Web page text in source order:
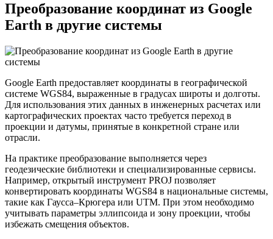
Преобразование координат из Google
Earth в другие системы
Google Earth предоставляет координаты в географической
системе WGS84, выраженные в градусах широты и долготы.
Для использования этих данных в инженерных расчетах или
картографических проектах часто требуется переход в
проекции и датумы, принятые в конкретной стране или
отрасли.
На практике преобразование выполняется через
геодезические библиотеки и специализированные сервисы.
Например, открытый инструмент PROJ позволяет
конвертировать координаты WGS84 в национальные системы,
такие как Гаусса–Крюгера или UTM. При этом необходимо
учитывать параметры эллипсоида и зону проекции, чтобы
избежать смещения объектов.